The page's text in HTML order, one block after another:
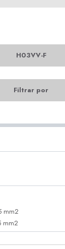
H03VV-F
Filtrar por
mm2
mm2